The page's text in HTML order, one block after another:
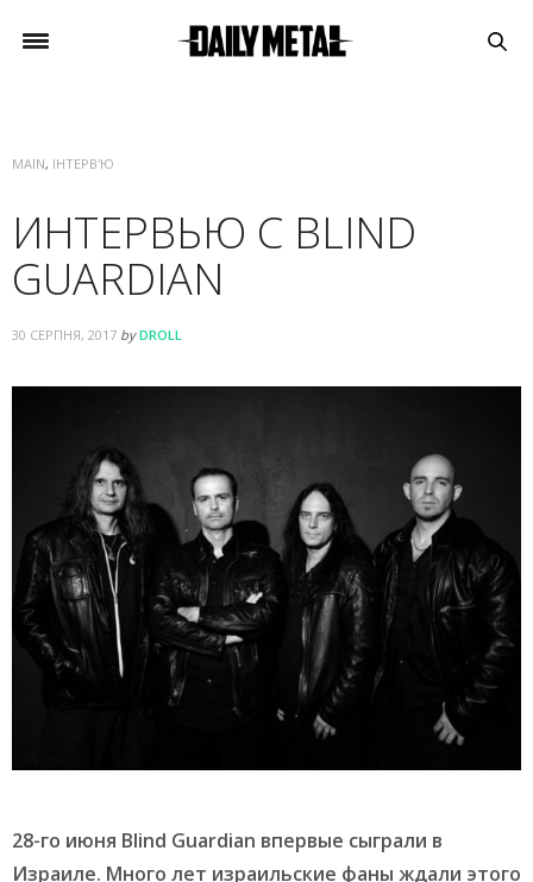
MAIN, ІНТЕРВ'Ю
ИНТЕРВЬЮ С BLIND
GUARDIAN
30 СЕРПНЯ, 2017 by DROLL
28-го июня Blind Guardian впервые сыграли в
Израиле. Много лет израильские фаны ждали этого